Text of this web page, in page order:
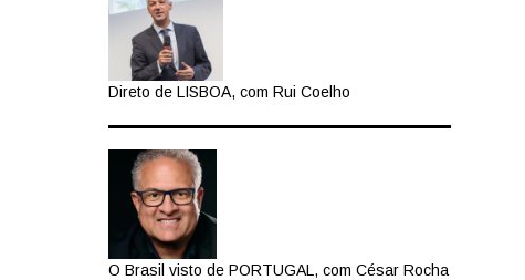
Direto de LISBOA, com Rui Coelho
O Brasil visto de PORTUGAL, com César Rocha